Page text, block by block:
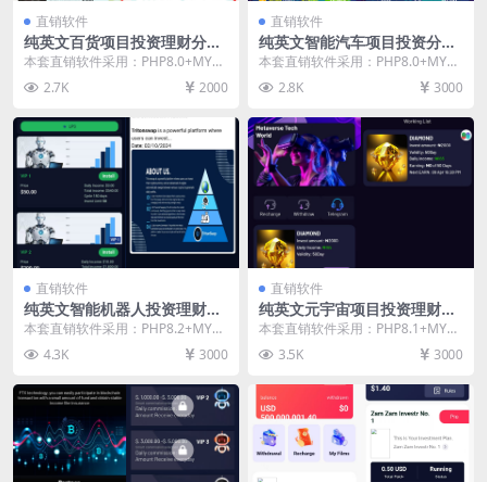
直销软件
纯英文百货项目投资理财分红
直销软件 直销系统 直销管理
本套直销软件采用：PHP8.0+MYS
QL环境，是一套纯英文百货项目投
资理财分红...
2.7K 2000
直销软件
纯英文智能汽车项目投资分红
直销软件 直销系统 直销管理
本套直销软件采用：PHP8.0+MYS
QL环境，是一套纯英文智能汽车项
目投资分红...
2.8K 3000
直销软件
纯英文智能机器人投资理财分
红直销软件 直销系统 直销管
本套直销软件采用：PHP8.2+MYS
QL环境，是一套纯英文智能投资理
财分红直销...
4.3K 3000
直销软件
纯英文元宇宙项目投资理财分
红直销软件 直销系统 直销管
本套直销软件采用：PHP8.1+MYS
QL环境，是一套纯英文元宇宙项目
投资理财分...
3.5K 3000